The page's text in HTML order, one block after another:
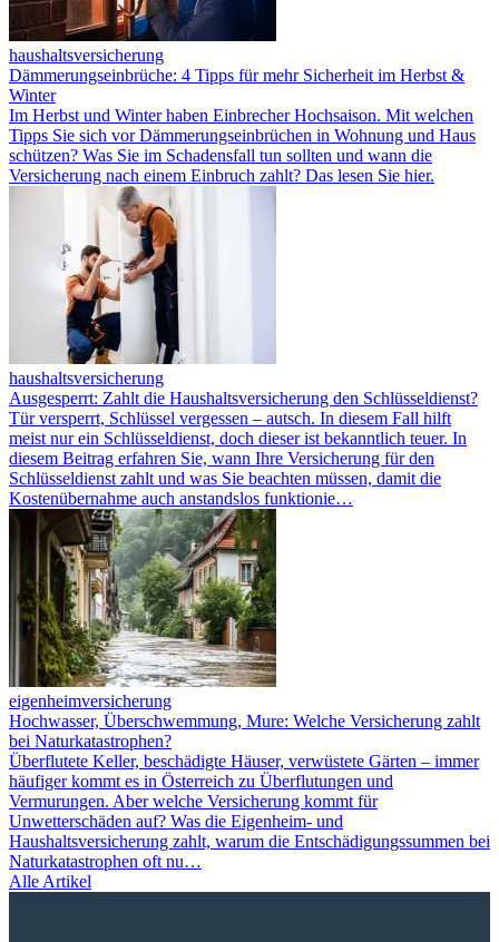
haushaltsversicherung
Dämmerungseinbrüche: 4 Tipps für mehr Sicherheit im Herbst &
Winter
Im Herbst und Winter haben Einbrecher Hochsaison. Mit welchen
Tipps Sie sich vor Dämmerungseinbrüchen in Wohnung und Haus
schützen? Was Sie im Schadensfall tun sollten und wann die
Versicherung nach einem Einbruch zahlt? Das lesen Sie hier.
haushaltsversicherung
Ausgesperrt: Zahlt die Haushaltsversicherung den Schlüsseldienst?
Tür versperrt, Schlüssel vergessen – autsch. In diesem Fall hilft
meist nur ein Schlüsseldienst, doch dieser ist bekanntlich teuer. In
diesem Beitrag erfahren Sie, wann Ihre Versicherung für den
Schlüsseldienst zahlt und was Sie beachten müssen, damit die
Kostenübernahme auch anstandslos funktionie…
eigenheimversicherung
Hochwasser, Überschwemmung, Mure: Welche Versicherung zahlt
bei Naturkatastrophen?
Überflutete Keller, beschädigte Häuser, verwüstete Gärten – immer
häufiger kommt es in Österreich zu Überflutungen und
Vermurungen. Aber welche Versicherung kommt für
Unwetterschäden auf? Was die Eigenheim- und
Haushaltsversicherung zahlt, warum die Entschädigungssummen bei
Naturkatastrophen oft nu…
Alle Artikel